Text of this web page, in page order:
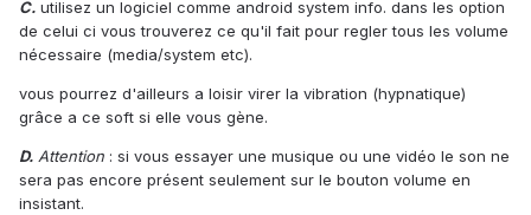
C. utilisez un logiciel comme android system info. dans les option
de celui ci vous trouverez ce qu'il fait pour regler tous les volume
nécessaire (media/system etc).
vous pourrez d'ailleurs a loisir virer la vibration (hypnatique)
grâce a ce soft si elle vous gène.
D. Attention : si vous essayer une musique ou une vidéo le son ne
sera pas encore présent seulement sur le bouton volume en
insistant.